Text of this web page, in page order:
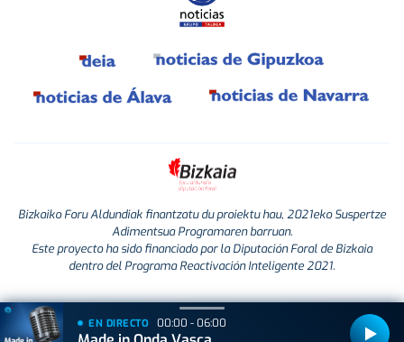
Bizkaiko Foru Aldundiak finantzatu du proiektu hau, 2021eko Suspertze
Adimentsua Programaren barruan.
Este proyecto ha sido financiado por la Diputación Foral de Bizkaia
dentro del Programa Reactivación Inteligente 2021.
EN DIRECTO 00:00 - 06:00